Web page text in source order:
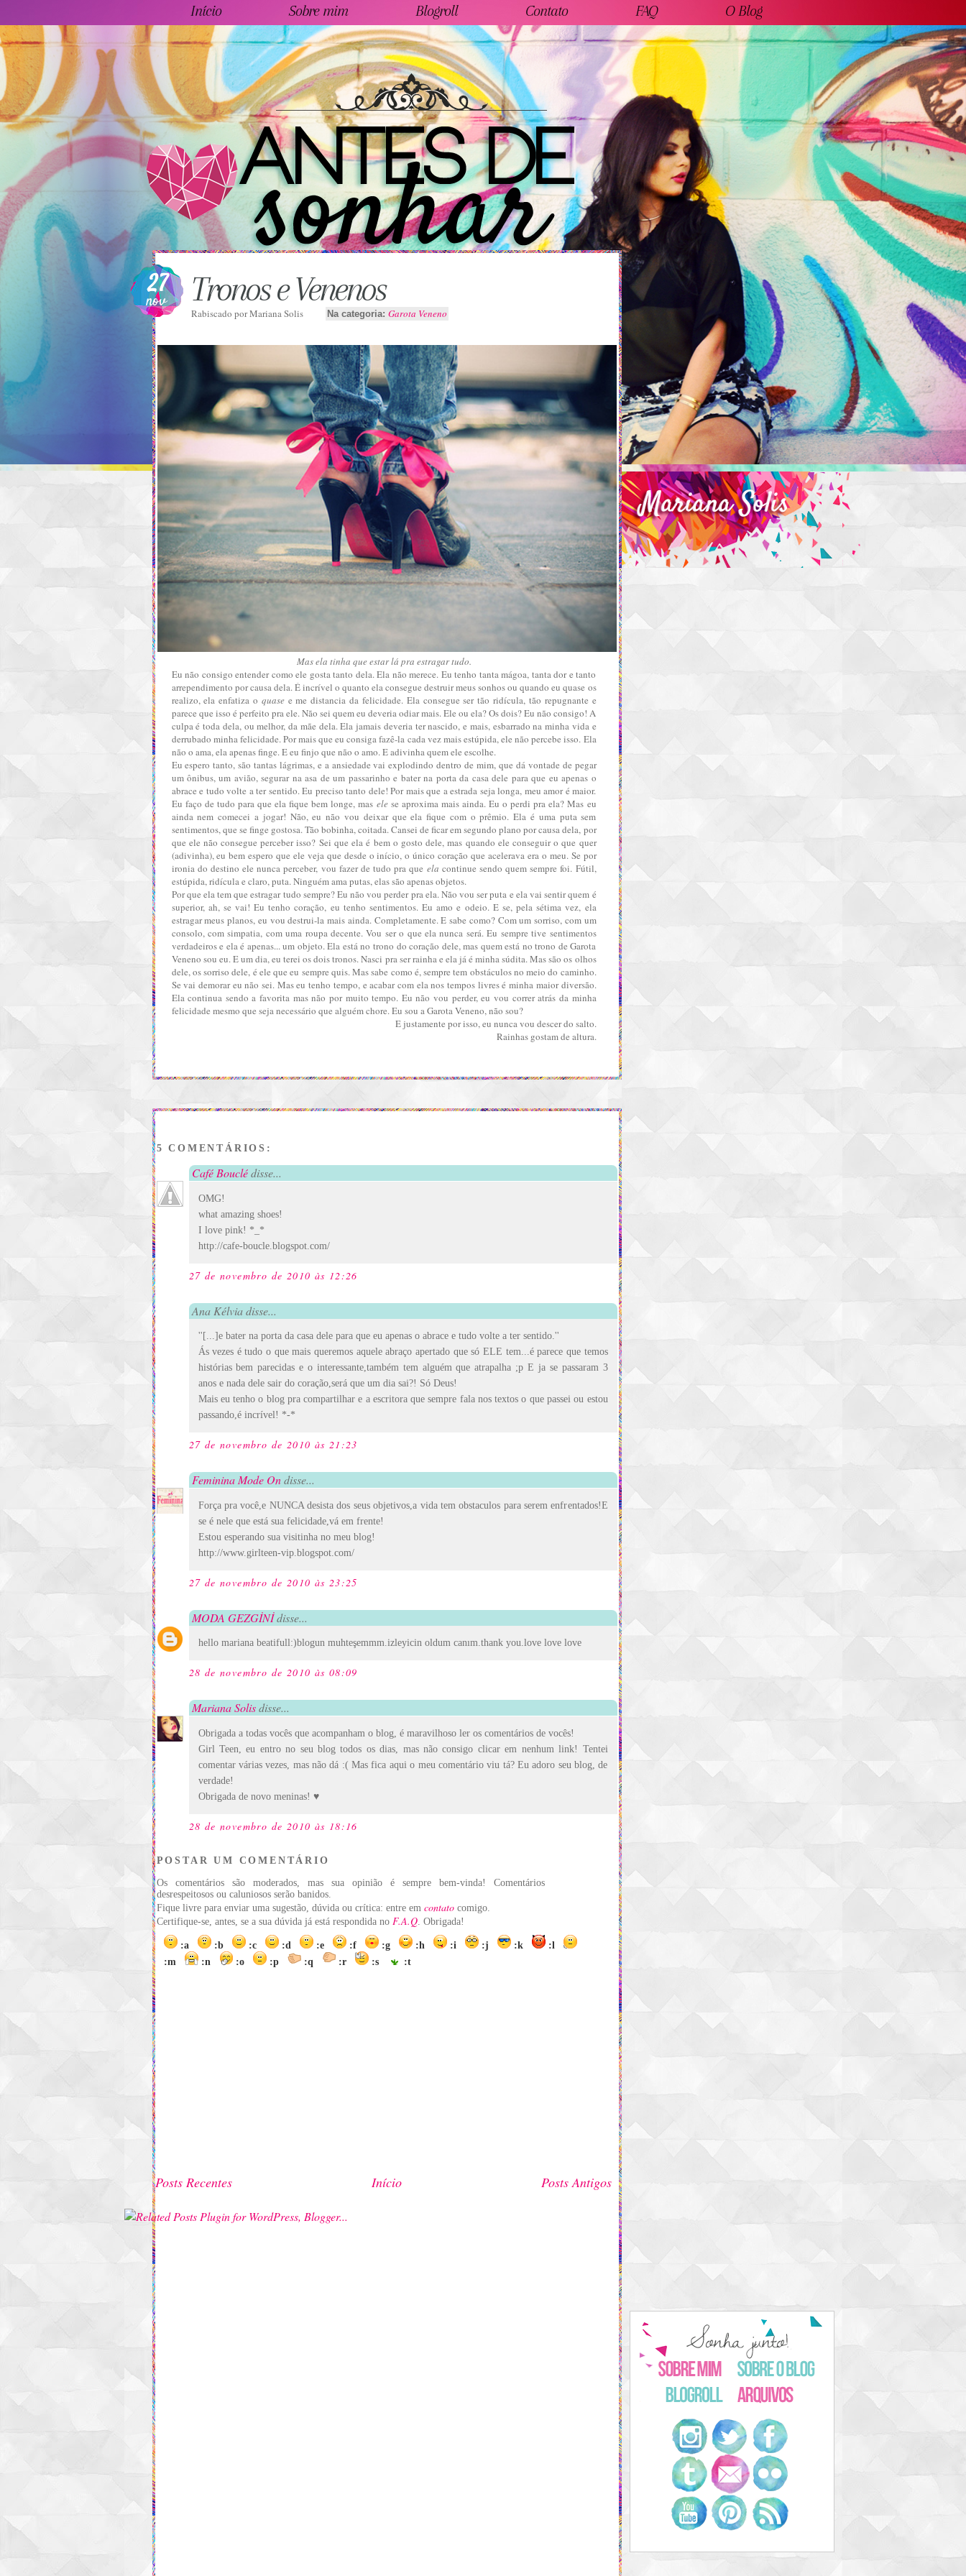
Início Sobre mim Blogroll Contato FAQ O Blog
27
nov Tronos e Venenos
Rabiscado porMariana Solis Na categoria: Garota Veneno
Mas ela tinha que estar lá pra estragar tudo.
Eu não consigo entender como ele gosta tanto dela. Ela não merece. Eu tenho tanta mágoa, tanta dor e tanto
arrependimento por causa dela. É incrível o quanto ela consegue destruir meus sonhos ou quando eu quase os
realizo, ela enfatiza o quasee me distancia da felicidade. Ela consegue ser tão ridícula, tão repugnante e
parece que isso é perfeito pra ele. Não sei quem eu deveria odiar mais. Ele ou ela? Os dois? Eu não consigo! A
culpa é toda dela, ou melhor, da mãe dela. Ela jamais deveria ter nascido, e mais, esbarrado na minha vida e
derrubado minha felicidade. Por mais que eu consiga fazê-la cada vez mais estúpida, ele não percebe isso. Ela
não o ama, ela apenas finge. E eu finjo que não o amo. E adivinha quem ele escolhe.
Eu espero tanto, são tantas lágrimas, e a ansiedade vai explodindo dentro de mim, que dá vontade de pegar
um ônibus, um avião, segurar na asa de um passarinho e bater na porta da casa dele para que eu apenas o
abrace e tudo volte a ter sentido. Eu preciso tanto dele! Por mais que a estrada seja longa, meu amor é maior.
Eu faço de tudo para que ela fique bem longe, mas elese aproxima mais ainda. Eu o perdi pra ela? Mas eu
ainda nem comecei a jogar! Não, eu não vou deixar que ela fique com o prêmio. Ela é uma puta sem
sentimentos, que se finge gostosa. Tão bobinha, coitada. Cansei de ficar em segundo plano por causa dela, por
que ele não consegue perceber isso? Sei que ela é bem o gosto dele, mas quando ele conseguir o que quer
(adivinha), eu bem espero que ele veja que desde o início, o únicocoração que acelerava era o meu. Se por
ironia do destino ele nunca perceber, vou fazer de tudo pra que ela continue sendo quem sempre foi. Fútil,
estúpida, ridícula e claro, puta. Ninguém ama putas, elas são apenas objetos.
Por que ela tem que estragar tudo sempre? Eu não vou perder pra ela. Não vou ser puta e ela vai sentir quem é
superior, ah, se vai! Eu tenho coração, eu tenho sentimentos. Eu amo e odeio. E se, pela sétima vez, ela
estragar meus planos, eu vou destrui-la mais ainda. Completamente. E sabe como? Com um sorriso, com um
consolo, com simpatia, com uma roupa decente. Vou ser o que ela nunca será. Eu sempre tive sentimentos
verdadeiros e ela é apenas... um objeto. Ela está no trono do coração dele, mas quem está no trono de Garota
Veneno sou eu. E um dia, eu terei os dois tronos. Nasci pra ser rainha e ela já é minha súdita. Mas são os olhos
dele, os sorriso dele, é ele que eu sempre quis. Mas sabe como é, sempre tem obstáculos no meio do caminho.
Se vai demorar eu não sei. Mas eu tenho tempo, e acabar com ela nos tempos livres é minha maior diversão.
Ela continua sendo a favorita mas não por muito tempo. Eu não vou perder, eu vou correr atrás da minha
felicidade mesmo que seja necessário que alguém chore. Eu sou a Garota Veneno, não sou?
E justamente por isso, eu nunca vou descer do salto.
Rainhas gostam de altura.
5 COMENTÁRIOS:
Café Bouclédisse...
OMG!
what amazing shoes!
I love pink! *_*
http://cafe-boucle.blogspot.com/
27 de novembro de 2010 às 12:26
Ana Kélvia disse...
''[...]e bater na porta da casa dele para que eu apenas o abrace e tudo volte a ter sentido.''
Ás vezes é tudo o que mais queremos aquele abraço apertado que só ELE tem...é parece que temos
histórias bem parecidas e o interessante,também tem alguém que atrapalha ;p E ja se passaram 3
anos e nada dele sair do coração,será que um dia sai?! Só Deus!
Mais eu tenho o blog pra compartilhar e a escritora que sempre fala nos textos o que passei ou estou
passando,é incrível! *-*
27 de novembro de 2010 às 21:23
Feminina Mode Ondisse...
Força pra você,e NUNCA desista dos seus objetivos,a vida tem obstaculos para serem enfrentados!E
se é nele que está sua felicidade,vá em frente!
Estou esperando sua visitinha no meu blog!
http://www.girlteen-vip.blogspot.com/
27 de novembro de 2010 às 23:25
MODA GEZGİNİdisse...
hello mariana beatifull:)blogun muhteşemmm.izleyicin oldum canım.thank you.love love love
28 de novembro de 2010 às 08:09
Mariana Solisdisse...
Obrigada a todas vocês que acompanham o blog, é maravilhoso ler os comentários de vocês!
Girl Teen, eu entro no seu blog todos os dias, mas não consigo clicar em nenhum link! Tentei
comentar várias vezes, mas não dá :( Mas fica aqui o meu comentário viu tá? Eu adoro seu blog, de
verdade!
Obrigada de novo meninas! ♥
28 de novembro de 2010 às 18:16
POSTAR UM COMENTÁRIO
Os comentários são moderados, mas sua opinião é sempre bem-vinda! Comentários
desrespeitosos ou caluniosos serão banidos.
Fique livre para enviar uma sugestão, dúvida ou crítica: entre em contatocomigo.
Certifique-se, antes, se a sua dúvida já está respondida no F.A.Q. Obrigada!
:a :b :c :d :e :f :g :h :i :j :k
:l
:m
:n :o :p :q :r :s :t
Posts Recentes Posts Antigos
Início